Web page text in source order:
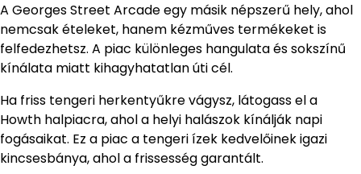
A Georges Street Arcade egy másik népszerű hely, ahol
nemcsak ételeket, hanem kézműves termékeket is
felfedezhetsz. A piac különleges hangulata és sokszínű
kínálata miatt kihagyhatatlan úti cél.
Ha friss tengeri herkentyűkre vágysz, látogass el a
Howth halpiacra, ahol a helyi halászok kínálják napi
fogásaikat. Ez a piac a tengeri ízek kedvelőinek igazi
kincsesbánya, ahol a frissesség garantált.